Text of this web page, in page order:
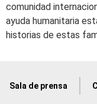
comunidad
ayuda humanitaria
historias de estas
Sala de prensa